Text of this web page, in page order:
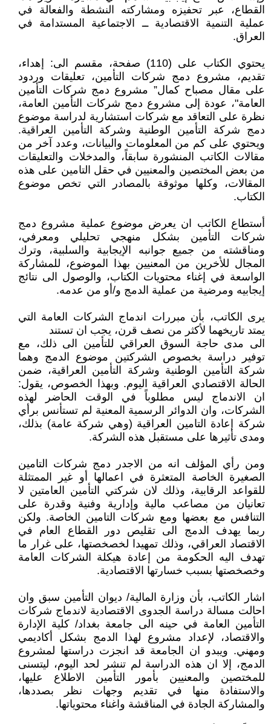
القطاع، عبر تحفيزه ومشاركته النشطة والفعالة في
عملية التنمية الاقتصادية ــ الاجتماعية المستدامة في
العراق.
يحتوي الكتاب على (110) صفحة، مقسم الى: إهداء،
تقديم، مشروع دمج شركات التأمين، تعليقات وردود
على مقال مصباح كمال” مشروع دمج شركات التأمين
العامة"، عودة إلى مشروع دمج شركات التأمين العامة،
نظرة على التعاقد مع شركات استشارية لدراسة موضوع
دمج شركة التأمين الوطنية وشركة التأمين العراقية.
ويحتوي على كم من المعلومات والبيانات، وعدد آخر من
مقالات الكاتب المنشورة سابقاً، والمدخلات والتعليقات
من بعض المختصين والمعنيين في حقل التامين على هذه
المقالات، وكلها موثوقة بالمصادر التي تخص موضوع
الكتاب.
أستطاع الكاتب ان يعرض موضوع عملية مشروع دمج
شركات التأمين بشكل منهجي تحليلي ومعرفي،
ومناقشته من جميع جوانبه الإيجابية والسلبية، وترك
المجال للأخرين من المعنيين بهذا الموضوع، للمشاركة
الواسعة في إغناء محتويات الكتاب، والوصول الى نتائج
إيجابيه ومرضية من عملية الدمج و/أو من عدمه.
يرى الكاتب، بأن مبررات اندماج الشركات العامة التي
يمتد تاريخهما لأكثر من نصف قرن، يجب ان تستند
الى مدى حاجة السوق العراقي للتأمين الى ذلك، مع
توفير دراسة بخصوص الشركتين موضوع الدمج وهما
شركة التأمين الوطنية وشركة التأمين العراقية، ضمن
الحالة الاقتصادي العراقية اليوم. وبهذا الخصوص، يقول:
ان الاندماج ليس مطلوباً في الوقت الحاضر لهذه
الشركات، وان الدوائر الرسمية المعنية لم تستأنس برأي
شركة إعادة التامين العراقية (وهي شركة عامة) بذلك،
ومدى تأثيرها على مستقبل هذه الشركة.
ومن رأي المؤلف انه من الاجدر دمج شركات التامين
الصغيرة الخاصة المتعثرة في اعمالها أو غير الممتثلة
للقواعد الرقابية، وذلك لان شركتي التأمين العامتين لا
تعانيان من مصاعب مالية وإدارية وفنية وقدرة على
التنافس مع بعضها ومع شركات التامين الخاصة. ولكن
ربما يهدف الدمج الى تقليص دور القطاع العام في
الاقتصاد العراقي، وذلك تمهيدا لخصخصتها، على غرار ما
تهدف اليه الحكومة من إعادة هيكلة الشركات العامة
وخصخصتها بسبب خسارتها الاقتصادية.
اشار الكاتب، بأن وزارة المالية/ ديوان التأمين سبق وان
احالت مسالة دراسة الجدوى الاقتصادية لاندماج شركات
التأمين العامة في حينه الى جامعة بغداد/ كلية الإدارة
والاقتصاد، لإعداد مشروع لهذا الدمج بشكل أكاديمي
ومهني. ويبدو ان الجامعة قد انجزت دراستها لمشروع
الدمج، إلا ان هذه الدراسة لم تنشر لحد اليوم، ليتسنى
للمختصين والمعنيين بأمور التأمين الاطلاع عليها،
والاستفادة منها في تقديم وجهات نظر بصددها،
والمشاركة الجادة في المناقشة واغناء محتوياتها.